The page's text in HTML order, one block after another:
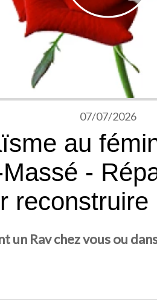
07/07/2026
au
-
reconstruire
un Rav chez vous ou